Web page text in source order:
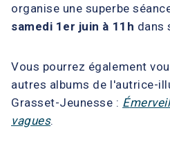
organise une superbe
samedi 1er juin à 11h dans
Vous pourrez également
autres albums de l'autrice-
Grasset-Jeunesse : É
vagues.